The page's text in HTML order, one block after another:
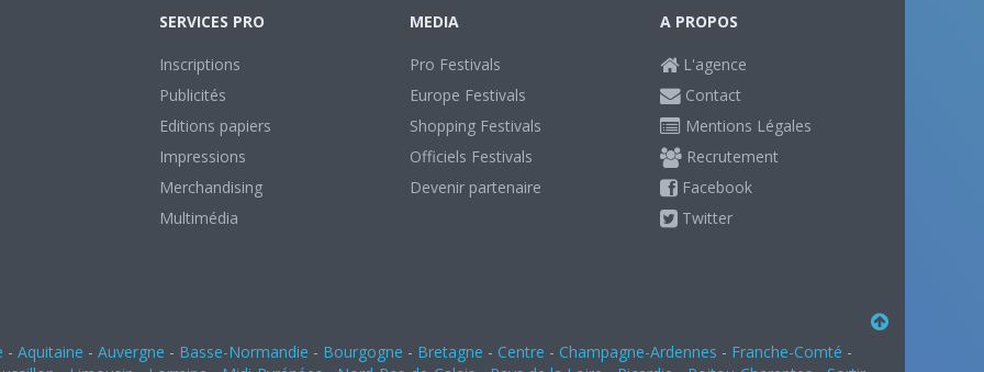
SERVICES PRO
Inscriptions
Publicités
Editions papiers
Impressions
Merchandising
Multimédia
MEDIA
Pro Festivals
Europe Festivals
Shopping Festivals
Officiels Festivals
Devenir partenaire
A PROPOS
L'agence
Contact
Mentions Légales
Recrutement
Facebook
Twitter
- Aquitaine - Auvergne - Basse-Normandie - Bourgogne - Bretagne - Centre - Champagne-Ardennes - Franche-Comté -